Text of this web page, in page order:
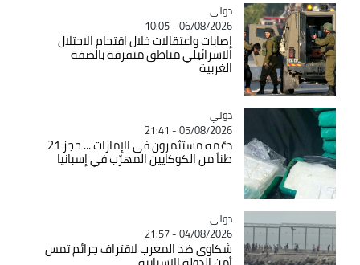
Catégorie
دولي
06/08/2026 - 10:05
إصابات واعتقالات خلال اقتحام الاحتلال
الاسرائيلي مناطق متفرقة بالضفة
الغربية
Catégorie
دولي
05/08/2026 - 21:41
دعّمه مستثمرون في الإمارات ... حجز 21
طناً من الكوكايين المهرّب في إسبانيا
Catégorie
دولي
04/08/2026 - 21:57
شكاوى ضد المغرب لاقتراف جرائم تمس